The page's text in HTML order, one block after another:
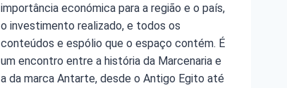
importância económica para a região e o país,
o investimento realizado, e todos os
conteúdos e espólio que o espaço contém. É
um encontro entre a história da Marcenaria e
a da marca Antarte, desde o Antigo Egito até